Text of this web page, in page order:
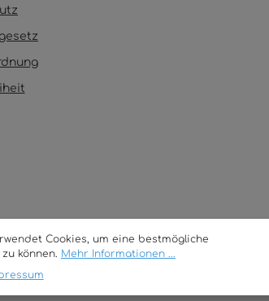
Cookies, um eine bestmögliche
können. Mehr Informationen ...